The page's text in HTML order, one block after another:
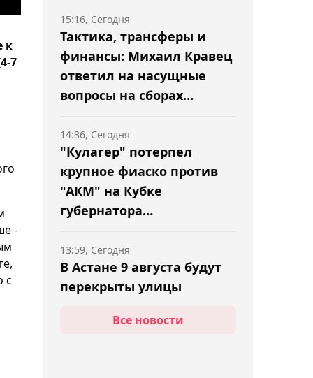
к
7
-
с
Тактика, трансферы и
финансы: Михаил Кравец
ответил на насущные
вопросы на сборах
15:16, Сегодня
"Кулагер" потерпел
крупное фиаско против
"АКМ" на Кубке
губернатора
14:36, Сегодня
В Астане 9 августа будут
перекрыты улицы
13:59, Сегодня
13:45, СегодняВсе новости